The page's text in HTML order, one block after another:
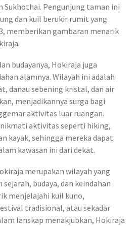
Sukhothai. Pengunjung taman ini
dan kuil berukir rumit yang
memberikan gambaran menarik
budayanya, Hokiraja juga
alamnya. Wilayah ini adalah
danau sebening kristal, dan air
menjadikannya surga bagi
aktivitas luar ruangan.
aktivitas seperti hiking,
kayak, sehingga mereka dapat
kawasan ini dari dekat.
merupakan wilayah yang
budaya, dan keindahan
menjelajahi kuil kuno,
tradisional, atau sekadar
lanskap menakjubkan, Hokiraja